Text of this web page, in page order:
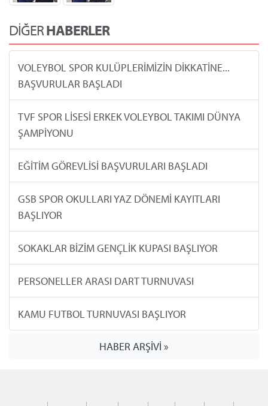
DİĞERHABERLER
VOLEYBOL SPOR KULÜPLERİMİZİN DİKKATİNE...
BAŞVURULAR BAŞLADI
TVF SPOR LİSESİ ERKEK VOLEYBOL TAKIMI DÜNYA
ŞAMPİYONU
EĞİTİM GÖREVLİSİ BAŞVURULARI BAŞLADI
GSB SPOR OKULLARI YAZ DÖNEMİ KAYITLARI
BAŞLIYOR
SOKAKLAR BİZİM GENÇLİK KUPASI BAŞLIYOR
PERSONELLER ARASI DART TURNUVASI
KAMU FUTBOL TURNUVASI BAŞLIYOR
HABER ARŞİVİ »